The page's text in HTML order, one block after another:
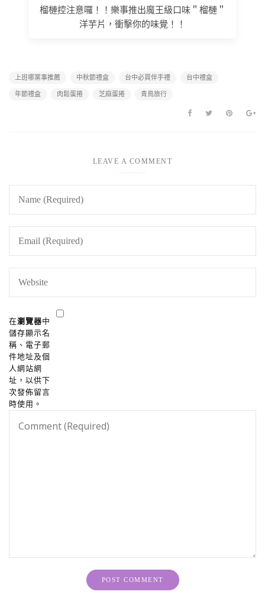
榴槤控注意囉！！樂事推出魔王級口味＂榴槤＂
洋芋片，衝擊你的味覺！！
上班哪黨事推薦 中秋節禮盒 台中必買伴手禮 台中禮盒
年節禮盒 肉鬆蛋捲 芝麻蛋捲 青鳥旅行
LEAVE A COMMENT
在瀏覽器中
儲存顯示名
稱、電子郵
件地址及個
人網站網
址，以供下
次發佈留言
時使用。